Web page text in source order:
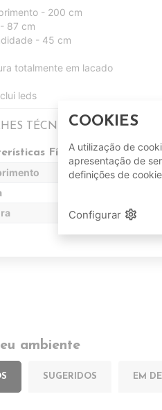
- 200 cm
87 cm
- 45 cm
totalmente em lacado
leds
TÉCNICOS
Físicas
ambiente
SUGERIDOS EM
COOKIES
A utilização de
apresentação de
definições de
Configurar settings